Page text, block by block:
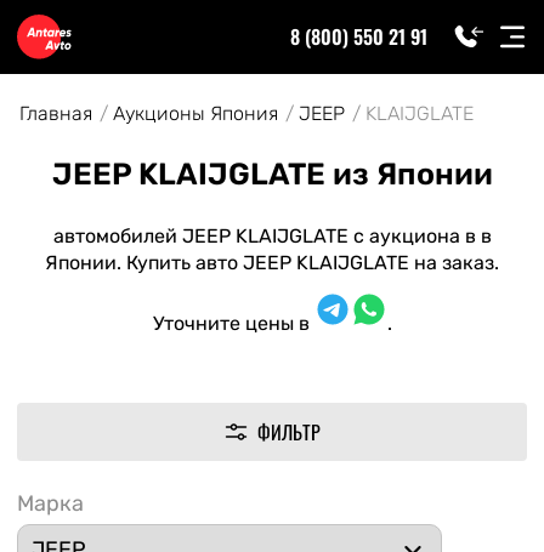
8 (800) 550 21 91
Главная Аукционы Япония JEEP KLAIJGLATE
JEEP KLAIJGLATE из Японии
автомобилей JEEP KLAIJGLATE с аукциона в в
Японии. Купить авто JEEP KLAIJGLATE на заказ.
Уточните цены в .
ФИЛЬТР
Марка